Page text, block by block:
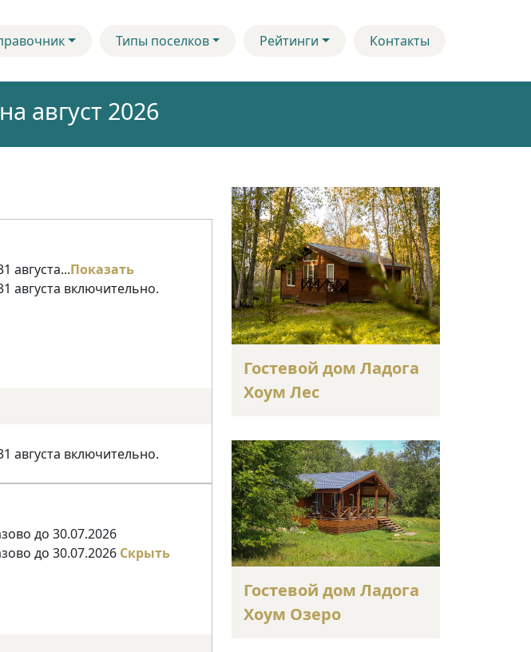
Типы поселков Рейтинги Контакты
август 2026
августа...Показать
августа включительно.
августа включительно.
до 30.07.2026
до 30.07.2026 Скрыть
Гостевой дом Ладога
Хоум Лес
Гостевой дом Ладога
Хоум Озеро